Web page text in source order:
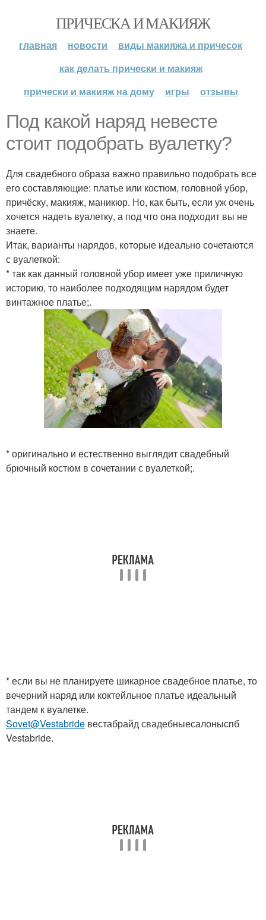
ПРИЧЕСКА И МАКИЯЖ
главная новости
виды макияжа и причесок
как делать прически и макияж
прически и макияж на дому
игры отзывы
Под какой наряд невесте
стоит подобрать вуалетку?
Для свадебного образа важно правильно подобрать все
его составляющие: платье или костюм, головной убор,
причёску, макияж, маникюр. Но, как быть, если уж очень
хочется надеть вуалетку, а под что она подходит вы не
знаете.
Итак, варианты нарядов, которые идеально сочетаются
с вуалеткой:
* так как данный головной убор имеет уже приличную
историю, то наиболее подходящим нарядом будет
винтажное платье;.
* оригинально и естественно выглядит свадебный
брючный костюм в сочетании с вуалеткой;.
* если вы не планируете шикарное свадебное платье, то
вечерний наряд или коктейльное платье идеальный
тандем к вуалетке.
Sovet@Vestabride вестабрайд свадебныесалоныспб
Vestabride.